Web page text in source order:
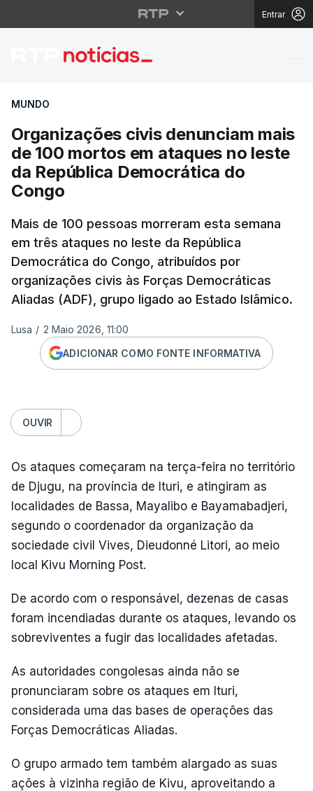
Entrar
Organizações civis
MUNDO
Organizações civis denunciam mais
de 100 mortos em ataques no leste
da República Democrática do
Congo
Mais de 100 pessoas morreram esta semana
em três ataques no leste da República
Democrática do Congo, atribuídos por
organizações civis às Forças Democráticas
Aliadas (ADF), grupo ligado ao Estado Islâmico.
Lusa / 2 Maio 2026, 11:00
ADICIONAR COMO FONTE INFORMATIVA
OUVIR
Os ataques começaram na terça-feira no território
de Djugu, na província de Ituri, e atingiram as
localidades de Bassa, Mayalibo e Bayamabadjeri,
segundo o coordenador da organização da
sociedade civil Vives, Dieudonné Litori, ao meio
local Kivu Morning Post.
De acordo com o responsável, dezenas de casas
foram incendiadas durante os ataques, levando os
sobreviventes a fugir das localidades afetadas.
As autoridades congolesas ainda não se
pronunciaram sobre os ataques em Ituri,
considerada uma das bases de operações das
Forças Democráticas Aliadas.
O grupo armado tem também alargado as suas
ações à vizinha região de Kivu, aproveitando a